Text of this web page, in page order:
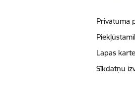
Privātuma
Lapas karte
Sīkdatņu